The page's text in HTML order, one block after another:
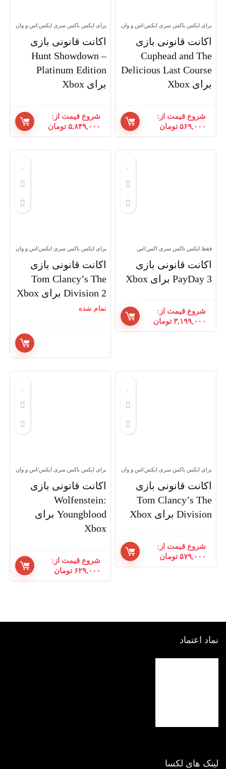
برای ایکس باکس سری ایکس/اس و وان
اکانت قانونی بازی
Cuphead and The
Delicious Last Course
برای Xbox
شروع قیمت از:
۵۶۹,۰۰۰ تومان
برای ایکس باکس سری ایکس/اس و وان
اکانت قانونی بازی
Hunt Showdown –
Platinum Edition
برای Xbox
شروع قیمت از:
۵,۸۴۹,۰۰۰ تومان
فقط ایکس باکس سری اکس/اس
اکانت قانونی بازی
PayDay 3 برای Xbox
شروع قیمت از:
۳,۱۹۹,۰۰۰ تومان
برای ایکس باکس سری ایکس/اس و وان
اکانت قانونی بازی
Tom Clancy’s The
Division 2 برای Xbox
تمام شده
برای ایکس باکس سری ایکس/اس و وان
اکانت قانونی بازی
Tom Clancy’s The
Division برای Xbox
شروع قیمت از:
۵۷۹,۰۰۰ تومان
برای ایکس باکس سری ایکس/اس و وان
اکانت قانونی بازی
Wolfenstein:
Youngblood برای
Xbox
شروع قیمت از:
۶۲۹,۰۰۰ تومان
اعتماد
های لکسا